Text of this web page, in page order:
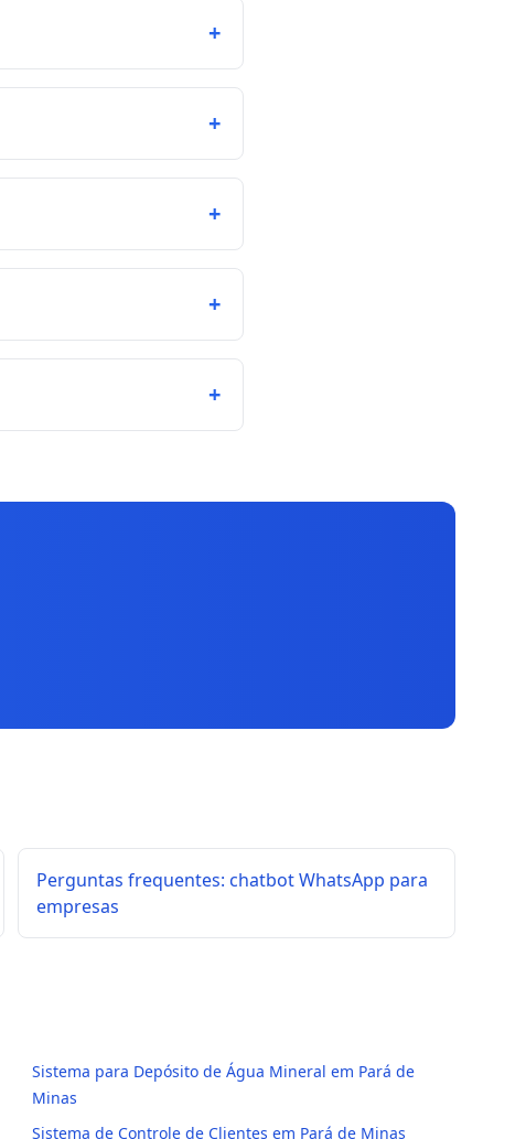
+
+
+
+
+
Perguntas frequentes: chatbot WhatsApp para
empresas
Sistema para Depósito de Água Mineral em Pará de
Minas
Sistema de Controle de Clientes em Pará de Minas